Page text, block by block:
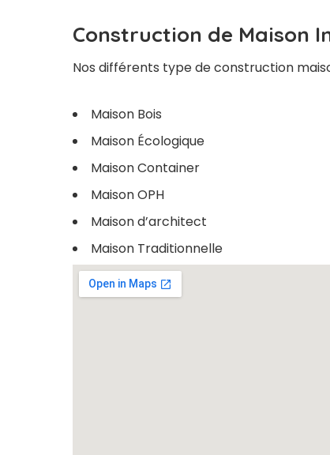
Construction de Maison
Nos différents type de construction
Maison Bois
Maison Écologique
Maison Container
Maison OPH
Maison d’architect
Maison Traditionnelle